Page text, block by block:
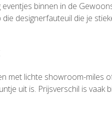
binnen in de
designerfauteuil die je
met lichte showroom-miles
uit is. Prijsverschil is vaak